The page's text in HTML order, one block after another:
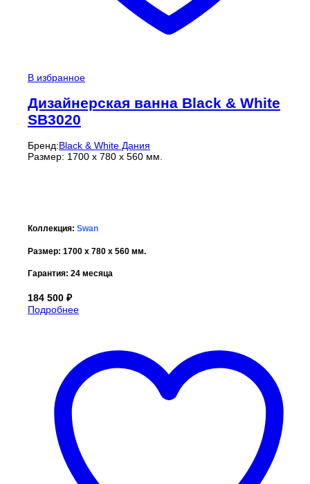
В избранное
Дизайнерская ванна Black & White
SB3020
Бренд:Black & White Дания
Размер: 1700 х 780 х 560 мм.
Коллекция: Swan
Размер: 1700 х 780 х 560 мм.
Гарантия: 24 месяца
184 500 ₽
Подробнее